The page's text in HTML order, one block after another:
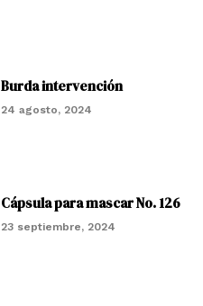
Burda intervención
24 agosto, 2024
Cápsula para mascar No. 126
23 septiembre, 2024